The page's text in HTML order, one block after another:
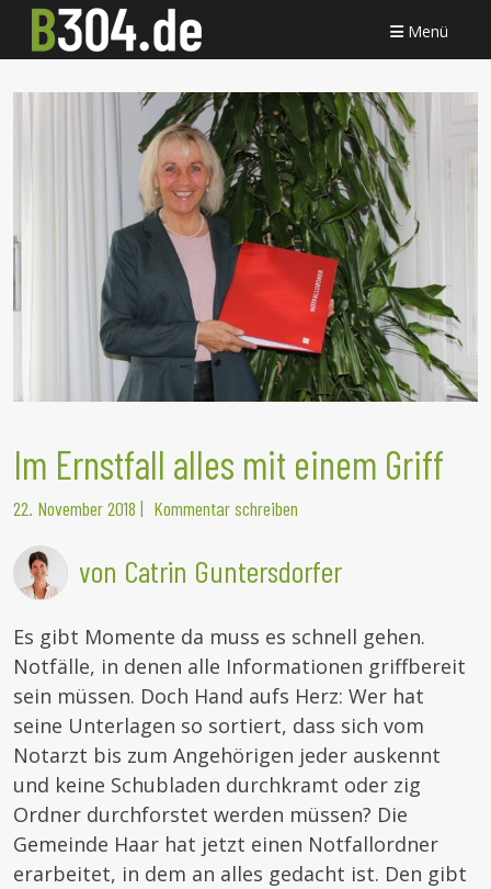
Menü
Im Ernstfall alles mit einem Griff
22. November 2018 | Kommentar schreiben
von Catrin Guntersdorfer
Es gibt Momente da muss es schnell gehen.
Notfälle, in denen alle Informationen griffbereit
sein müssen. Doch Hand aufs Herz: Wer hat
seine Unterlagen so sortiert, dass sich vom
Notarzt bis zum Angehörigen jeder auskennt
und keine Schubladen durchkramt oder zig
Ordner durchforstet werden müssen? Die
Gemeinde Haar hat jetzt einen Notfallordner
erarbeitet, in dem an alles gedacht ist. Den gibt